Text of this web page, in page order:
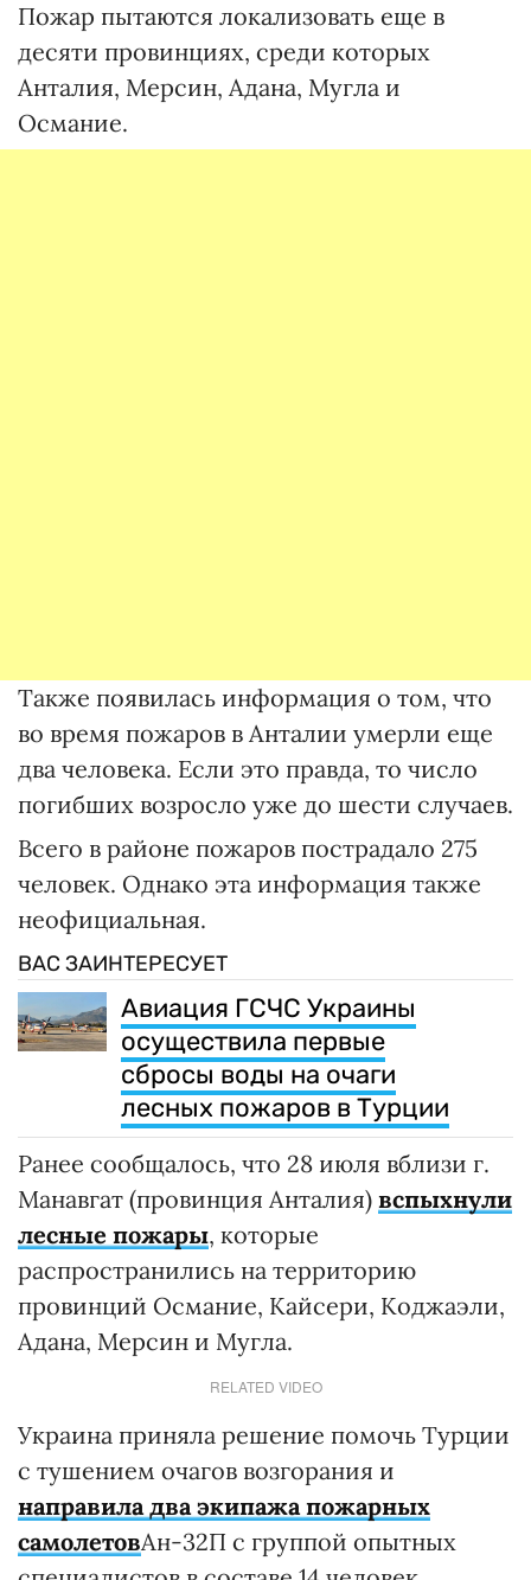
Пожар пытаются локализовать еще в
десяти провинциях, среди которых
Анталия, Мерсин, Адана, Мугла и
Османие.
Также появилась информация о том, что
во время пожаров в Анталии умерли еще
два человека. Если это правда, то число
погибших возросло уже до шести случаев.
Всего в районе пожаров пострадало 275
человек. Однако эта информация также
неофициальная.
ВАС ЗАИНТЕРЕСУЕТ
Авиация ГСЧС Украины
осуществила первые
сбросы воды на очаги
лесных пожаров в Турции
Ранее сообщалось, что 28 июля вблизи г.
Манавгат (провинция Анталия) вспыхнули
лесные пожары, которые
распространились на территорию
провинций Османие, Кайсери, Коджаэли,
Адана, Мерсин и Мугла.
RELATED VIDEO
Украина приняла решение помочь Турции
с тушением очагов возгорания и
направила два экипажа пожарных
самолетовАн-32П с группой опытных